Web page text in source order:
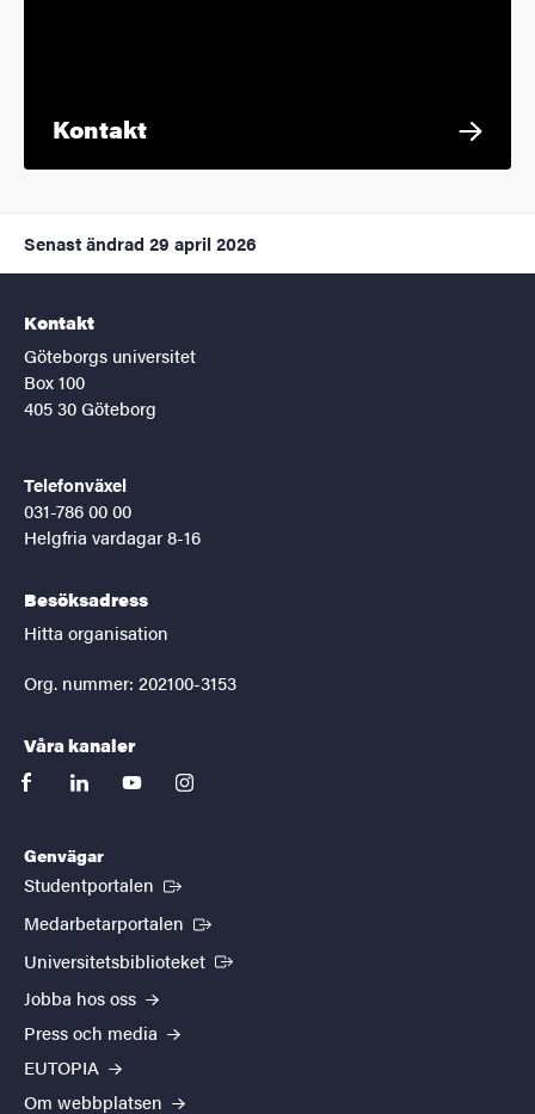
Kontakt
Senast ändrad 29 april 2026
Kontakt
Göteborgs universitet
Box 100
405 30 Göteborg
Telefonväxel
031-786 00 00
Helgfria vardagar 8-16
Besöksadress
Hitta organisation
Org. nummer: 202100-3153
Våra kanaler
facebooklinkedinyoutubeinstagram
Genvägar
Studentportalen (Extern länk)
Medarbetarportalen (Extern länk)
Universitetsbiblioteket (Extern länk)
Jobba hos oss
Press och media
EUTOPIA
Om webbplatsen